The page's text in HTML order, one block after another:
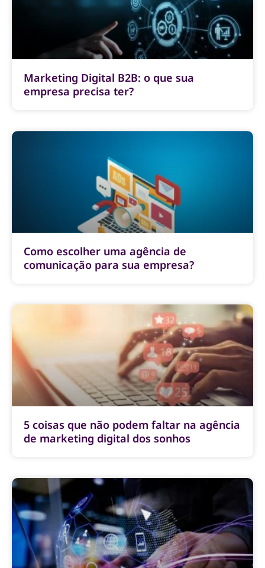
Marketing Digital B2B: o que sua
empresa precisa ter?
Como escolher uma agência de
comunicação para sua empresa?
5 coisas que não podem faltar na agência
de marketing digital dos sonhos